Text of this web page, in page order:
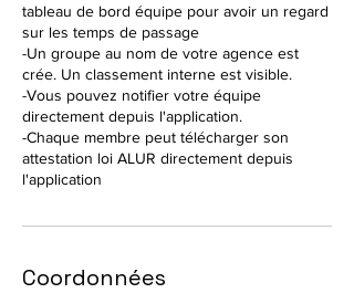
tableau de bord équipe pour avoir un regard
sur les temps de passage
-Un groupe au nom de votre agence est
crée. Un classement interne est visible.
-Vous pouvez notifier votre équipe
directement depuis l'application.
-Chaque membre peut télécharger son
attestation loi ALUR directement depuis
l'application
Coordonnées